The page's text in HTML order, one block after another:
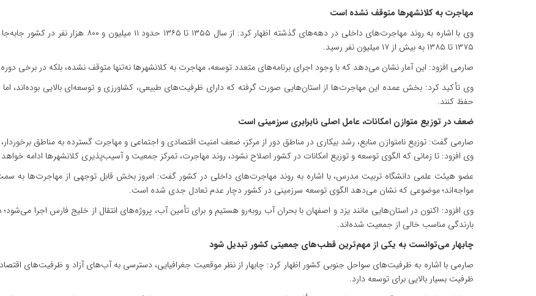
مهاجرت به کلانشهرها متوقف نشده است
وی با اشاره به روند مهاجرت‌های داخلی در دهه‌های
۱۳۷۵ تا ۱۳۸۵ به بیش از ۱۷ میلیون نفر رسید.
صارمی افزود: این آمار نشان می‌دهد که با وجود اجرای برنامه‌های متعدد توسعه، مهاجرت به کلانشهرها نه‌تنها متوقف نشده، بلکه در برخی
وی تأکید کرد: بخش عمده این مهاجرت‌ها از استان‌هایی صورت گرفته که دارای ظرفیت‌های طبیعی، کشاورزی و توسعه‌ای بالایی بوده‌اند، اما به
حفظ کنند.
ضعف در توزیع متوازن امکانات، عامل اصلی نابرابری سرزمینی است
صارمی گفت: توزیع نامتوازن منابع، رشد بیکاری در مناطق دور از مرکز، ضعف امنیت اقتصادی و اجتماعی و مهاجرت گسترده به مناطق
وی افزود: تا زمانی که الگوی توسعه و توزیع امکانات در کشور اصلاح نشود، روند مهاجرت، تمرکز جمعیت و آسیب‌پذیری کلانشهرها ادامه
عضو هیئت علمی دانشگاه تربیت مدرس، با اشاره به روند مهاجرت‌های داخلی در کشور گفت: امروز بخش قابل توجهی از مهاجرت‌ها به
مواجه‌اند؛ موضوعی که نشان می‌دهد الگوی توسعه سرزمینی در کشور دچار عدم تعادل جدی شده است.
وی افزود: اکنون در استان‌هایی مانند یزد و اصفهان با بحران آب روبه‌رو هستیم و برای تأمین آب، پروژه‌های انتقال از خلیج فارس اجرا
بارندگی مناسب خالی از جمعیت شده‌اند.
چابهار می‌توانست به یکی از مهم‌ترین قطب‌های جمعیتی کشور تبدیل شود
صارمی با اشاره به ظرفیت‌های سواحل جنوبی کشور اظهار کرد: چابهار از نظر موقعیت جغرافیایی، دسترسی به آب‌های آزاد و ظرفیت‌های
ظرفیت بسیار بالایی برای توسعه دارد.